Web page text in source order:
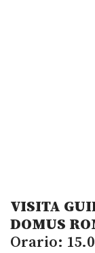
VISITA
DOMUS
Orario: